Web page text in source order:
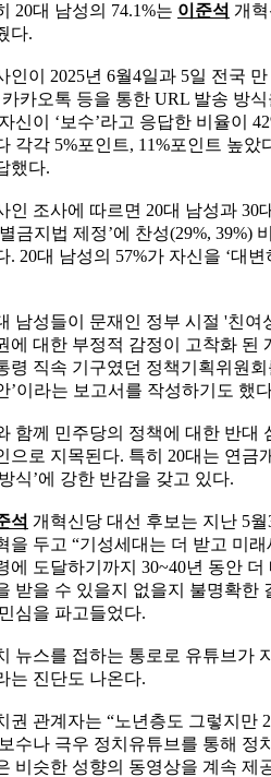
20대 남성의 74.1%는 이준석 개
다.
인이 2025년 6월4일과 5일 전국
카카오톡 등을 통한 URL 발송 방
신이 ‘보수’라고 응답한 비율이
각각 5%포인트, 11%포인트 높았
했다.
인 조사에 따르면 20대 남성과 30
금지법 제정’에 찬성(29%, 39%)
. 20대 남성의 57%가 자신을 ‘대
남성들이 문재인 정부 시절 '친
에 대한 부정적 감정이 고착화 된
령 직속 기구였던 정책기획위원
’이라는 보고서를 작성하기도 했
함께 민주당의 정책에 대한 반대
으로 지목된다. 특히 20대는 연금
식’에 강한 반감을 갖고 있다.
석 개혁신당 대선 후보는 지난 5
을 두고 “기성세대는 더 받고 미
에 도달하기까지 30~40년 동안
받을 수 있을지 없을지 불명확한
심을 파고들었다.
뉴스를 접하는 통로로 유튜브가
는 진단도 나온다.
권 관계자는 “노년층도 그렇지만
수나 극우 정치유튜브를 통해 정
비슷한 성향의 동영상을 계속 제